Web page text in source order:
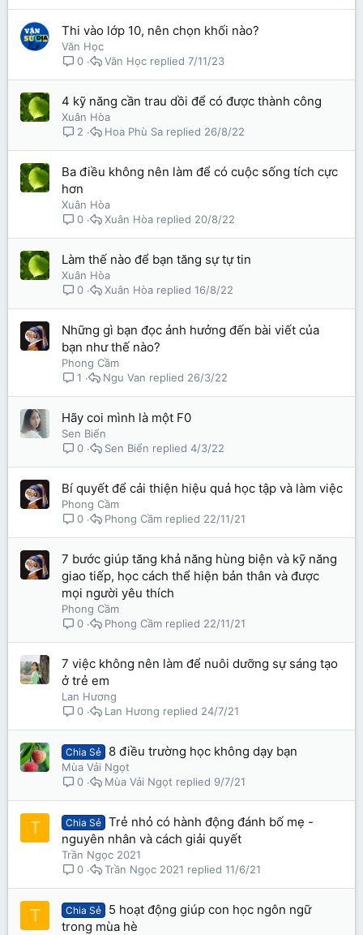
Thi vào lớp 10, nên chọn khối nào?
Văn Học
0
7/11/23
Văn Học
4 kỹ năng cần trau dồi để có được thành công
Xuân Hòa
2
26/8/22
Hoa Phù Sa
Ba điều không nên làm để có cuộc sống tích cực
hơn
Xuân Hòa
0
20/8/22
Xuân Hòa
Làm thế nào để bạn tăng sự tự tin
Xuân Hòa
0
16/8/22
Xuân Hòa
Những gì bạn đọc ảnh hưởng đến bài viết của
bạn như thế nào?
Phong Cầm
1
26/3/22
Ngu Van
Hãy coi mình là một F0
Sen Biển
0
4/3/22
Sen Biển
Bí quyết để cải thiện hiệu quả học tập và làm việc
Phong Cầm
0
22/11/21
Phong Cầm
7 bước giúp tăng khả năng hùng biện và kỹ năng
giao tiếp, học cách thể hiện bản thân và được
mọi người yêu thích
Phong Cầm
0
22/11/21
Phong Cầm
7 việc không nên làm để nuôi dưỡng sự sáng tạo
ở trẻ em
Lan Hương
0
24/7/21
Lan Hương
Chia Sẻ 8 điều trường học không dạy bạn
Mùa Vải Ngọt
0
9/7/21
Mùa Vải Ngọt
T Chia Sẻ
Trẻ nhỏ có hành động đánh bố mẹ -
nguyên nhân và cách giải quyết
Trần Ngọc 2021
0
11/6/21
Trần Ngọc 2021
T Chia Sẻ
5 hoạt động giúp con học ngôn ngữ
trong mùa hè